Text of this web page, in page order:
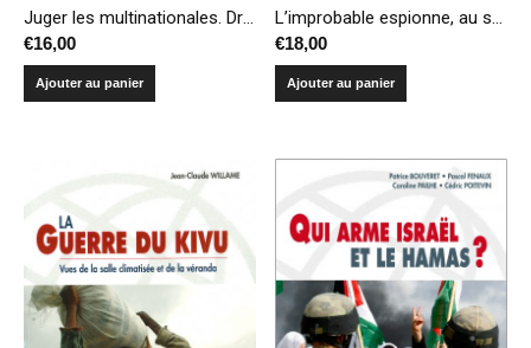
Juger les multinationales. Droits humains bafoués, ressources naturelles pillées, impunité organisée.
€16,00
Ajouter au panier
L’improbable espionne, au service de la lutte anti-apartheid
€18,00
Ajouter au panier